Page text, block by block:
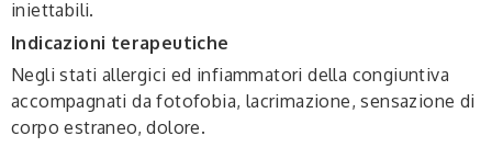
iniettabili.
Indicazioni terapeutiche
Negli stati allergici ed infiammatori della congiuntiva
accompagnati da fotofobia, lacrimazione, sensazione di
corpo estraneo, dolore.